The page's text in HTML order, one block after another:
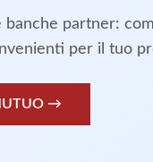
partner:
per il tuo
→